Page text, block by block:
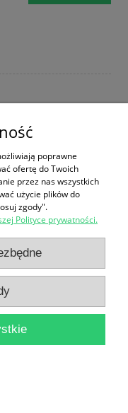
16,90 zł
do koszyka
Jan Szczepański
poprawne
ofertę do Twoich
przez nas wszystkich
użycie plików do
zgody".
Polityce prywatności.